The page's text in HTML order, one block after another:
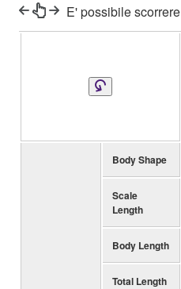
E' possibile scorrere
Body Shape
Scale
Length
Body Length
Total Length